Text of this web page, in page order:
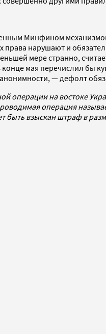
Минфином
права нарушают и
мере странно,
мая перечислил
— дефолт
операции на востоке
операция
взыскан штраф в